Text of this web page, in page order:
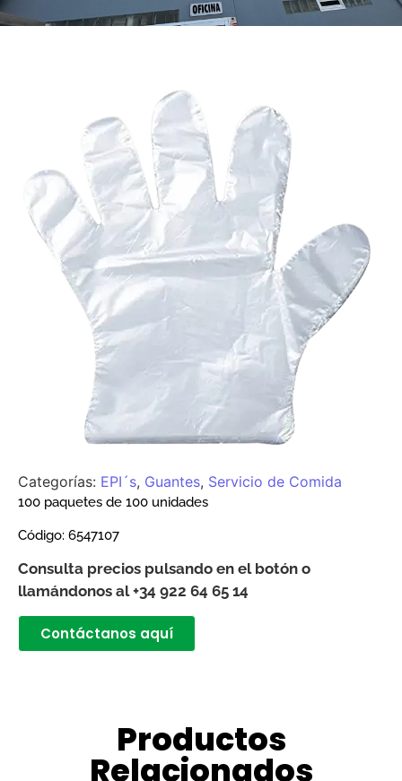
Categorías: EPI´s, Guantes, Servicio de Comida
100 paquetes de 100 unidades
Código: 6547107
Consulta precios pulsando en el botón o
llamándonos al +34 922 64 65 14
Contáctanos aquí
Productos
Relacionados